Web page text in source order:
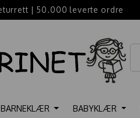
| 50.000 leverte ordre
BARNEKLÆR BABYKLÆR